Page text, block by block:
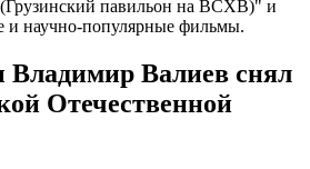
павильон на ВСХВ)" и
и научно-популярные фильмы.
Валиев снял
Отечественной